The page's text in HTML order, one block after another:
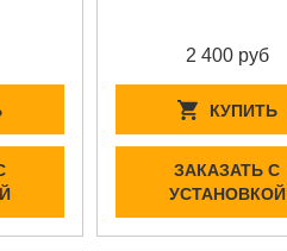
2 400 руб
КУПИТЬ
ЗАКАЗАТЬ С
УСТАНОВКОЙ